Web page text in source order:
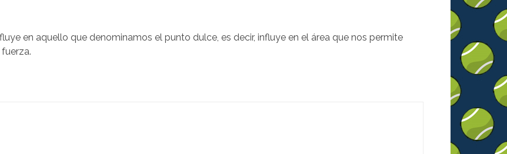
en aquello que denominamos el punto dulce, es decir, influye en el área que nos permite